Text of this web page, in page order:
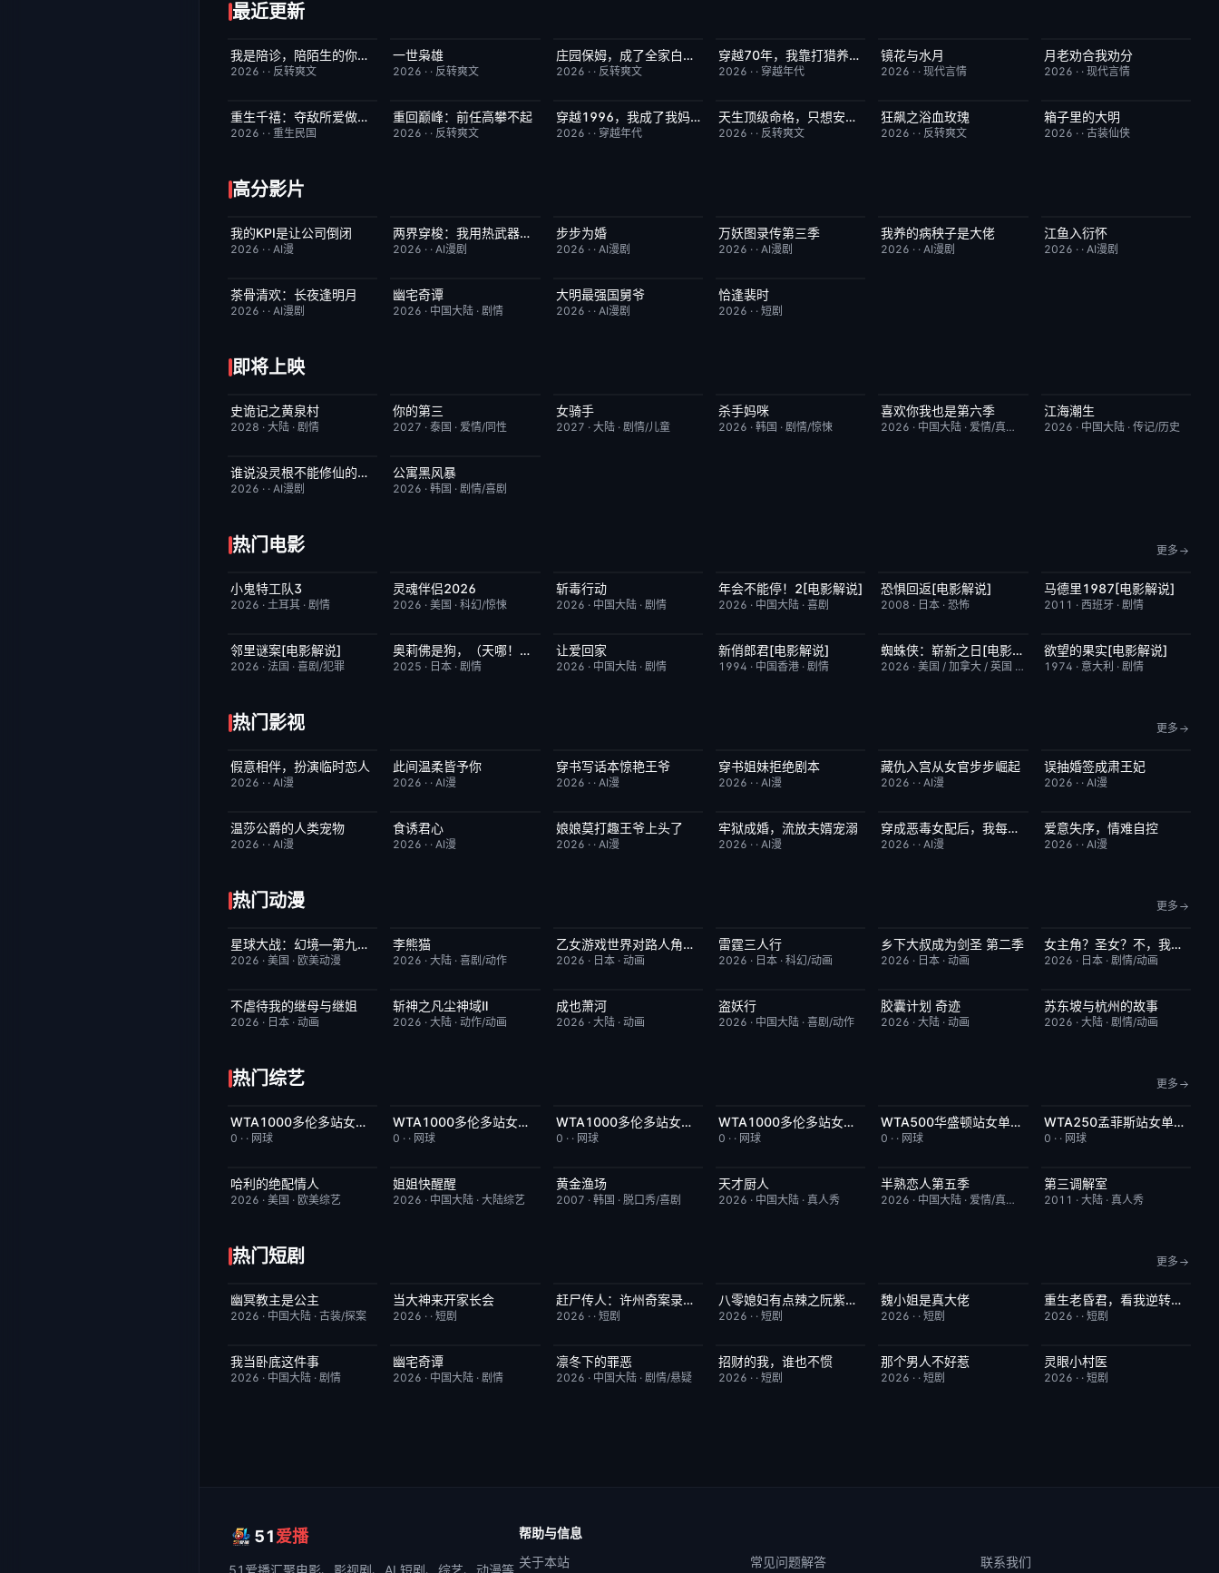
最近更新
完结 4.0我是陪诊，陪陌生的你等一个结果
2026 · · 反转爽文
完结
一世枭雄
2026 · · 反转爽文
完结 5.0庄园保姆，成了全家白月光
2026 · · 反转爽文
完结 1.0穿越70年，我靠打猎养全家
2026 · · 穿越年代
完结
镜花与水月
2026 · ·现代言情
完结
月老劝合我劝分
2026 · · 现代言情
完结 8.0重生千禧：夺敌所爱做首富
2026 · · 重生民国
完结 3.0
重回巅峰：前任高攀不起
2026 · · 反转爽文
完结 2.0穿越1996，我成了我妈男闺蜜
2026 · · 穿越年代
完结 2.0天生顶级命格，只想安稳度日
2026 · · 反转爽文
完结
狂飙之浴血玫瑰
2026 · · 反转爽文
完结
箱子里的大明
2026 · · 古装仙侠
高分影片
完结 10.0
我的KPI是让公司倒闭
2026 · · AI漫
完结 10.0两界穿梭：我用热武器物理横推修真界
2026 · ·AI漫剧
完结
步步为婚
2026 · · AI漫剧
完结
万妖图录传第三季
2026 · · AI漫剧
完结 10.0
我养的病秧子是大佬
2026 · ·AI漫剧
完结
江鱼入衍怀
2026 · · AI漫剧
完结 10.0
茶骨清欢：长夜逢明月
2026 · · AI漫剧
更新至第13集
幽宅奇谭
2026 · 中国大陆 ·剧情
完结
大明最强国舅爷
2026 · · AI漫剧
完结
恰逢裴时
2026 · · 短剧
即将上映
6月23日更新
史诡记之黄泉村
2028 · 大陆 · 剧情
更新至第02集
你的第三
2027 ·泰国 · 爱情/同性
7月15日更新
女骑手
2027 · 大陆· 剧情/儿童
更新至第02集
杀手妈咪
2026 · 韩国 · 剧情/惊悚
昨日更新
喜欢你我也是第六季
2026 · 中国大陆 · 爱情/真人秀
更新至第22集
江海潮生
2026 · 中国大陆· 传记/历史
完结 5.0谁说没灵根不能修仙的？之无灵证道第五季
2026 · · AI漫剧
更新至第08集
公寓黑风暴
2026 ·韩国 ·剧情/喜剧
热门电影 更多
昨日更新
小鬼特工队3
2026 · 土耳其 · 剧情
昨日更新
灵魂伴侣2026
2026 ·美国 ·科幻/惊悚
昨日更新
斩毒行动
2026 · 中国大陆· 剧情
已完结 6.8
年会不能停！2[电影解说]
2026 · 中国大陆· 喜剧
已完结
恐惧回返[电影解说]
2008 · 日本 ·恐怖
已完结 6.2
马德里1987[电影解说]
2011 · 西班牙· 剧情
已完结
邻里谜案[电影解说]
2026 · 法国 · 喜剧/犯罪
昨日更新 10.0奥莉佛是狗，（天哪！！）这家伙电影版
2025 · 日本 ·剧情
昨日更新
让爱回家
2026 · 中国大陆· 剧情
已完结
新俏郎君[电影解说]
1994 · 中国香港· 剧情
已完结 7.8蜘蛛侠：崭新之日[电影解说]
2026 ·美国 / 加拿大 / 英国 / 德国 · 动作/科幻
已完结 6.4
欲望的果实[电影解说]
1974 · 意大利 · 剧情
热门影视 更多
完结 8.0
假意相伴，扮演临时恋人
2026 · · AI漫
完结
此间温柔皆予你
2026 · ·AI漫
完结
穿书写话本惊艳王爷
2026 · · AI漫
完结
穿书姐妹拒绝剧本
2026 · · AI漫
完结 7.0
藏仇入宫从女官步步崛起
2026 · ·AI漫
完结
误抽婚签成肃王妃
2026 · · AI漫
完结
温莎公爵的人类宠物
2026 · · AI漫
完结
食诱君心
2026 · ·AI漫
完结 3.0
娘娘莫打趣王爷上头了
2026 · · AI漫
完结 10.0
牢狱成婚，流放夫婿宠溺
2026 · · AI漫
完结 7.0穿成恶毒女配后，我每晚被迫修罗场
2026 · ·AI漫
完结
爱意失序，情难自控
2026 · · AI漫
热门动漫 更多
已完结 9.0星球大战：幻境—第九个绝地武士
2026 · 美国 · 欧美动漫
更新至第4集
李熊猫
2026 ·大陆 ·喜剧/动作
更新至第05集 1.0乙女游戏世界对路人角色很不友好第二季
2026 · 日本· 动画
更新至第05集
雷霆三人行
2026 · 日本· 科幻/动画
更新至第05集 4.0
乡下大叔成为剑圣 第二季
2026 · 日本 ·动画
更新至第7集 10.0女主角？圣女？不，我是杂役女仆（自豪）
2026 · 日本· 剧情/动画
更新至第05集 4.0
不虐待我的继母与继姐
2026 · 日本 · 动画
更新至第09集
斩神之凡尘神域Ⅱ
2026 ·大陆 ·动作/动画
更新至第03集
成也萧河
2026 · 大陆· 动画
更新至第50集
盗妖行
2026 · 中国大陆· 喜剧/动作
更新至第6集
胶囊计划 奇迹
2026 ·大陆 ·动画
更新至第16集
苏东坡与杭州的故事
2026 · 大陆· 剧情/动画
热门综艺 更多
今日更新 5.0
WTA1000多伦多站女单第一轮：王欣瑜VS卡萨金娜
0 · · 网球
今日更新 8.0
WTA1000多伦多站女单第一轮：马里诺VS森梅兹
0 · · 网球
今日更新 2.0
WTA1000多伦多站女单第一轮：博尔特VS克罗斯
0 · · 网球
今日更新 3.0
WTA1000多伦多站女单第一轮：巴图科娃VS安德莱斯库
0 · · 网球
今日更新 10.0WTA500华盛顿站女单决赛：佩古拉VS伊埃拉
0 · · 网球
今日更新 7.0WTA250孟菲斯站女单决赛：柳托娃VS维德曼诺娃
0 · · 网球
更新至第7集
哈利的绝配情人
2026 · 美国 · 欧美综艺
昨日更新
姐姐快醒醒
2026 · 中国大陆 ·大陆综艺
今日更新
黄金渔场
2007 · 韩国 · 脱口秀/喜剧
昨日更新
天才厨人
2026 · 中国大陆· 真人秀
本周更新
半熟恋人第五季
2026 · 中国大陆 · 爱情/真人秀
昨日更新
第三调解室
2011 · 大陆· 真人秀
热门短剧 更多
已完结
幽冥教主是公主
2026 · 中国大陆 · 古装/探案
完结
当大神来开家长会
2026 · ·短剧
完结 9.0赶尸传人：许州奇案录秘术追凶
2026 · · 短剧
完结 5.0八零媳妇有点辣之阮紫依的书中梦
2026 · · 短剧
完结
魏小姐是真大佬
2026 · ·短剧
完结 5.0重生老昏君，看我逆转乾坤
2026 · · 短剧
更新至第18集
我当卧底这件事
2026 · 中国大陆 · 剧情
更新至第13集
幽宅奇谭
2026 · 中国大陆 ·剧情
更新至第12集
凛冬下的罪恶
2026 · 中国大陆· 剧情/悬疑
完结
招财的我，谁也不惯
2026 · · 短剧
完结
那个男人不好惹
2026 · ·短剧
完结
灵眼小村医
2026 · · 短剧
51爱播
51爱播汇聚电影、影视剧、AI 短剧、综艺、动漫等
帮助与信息
关于本站
常见问题解答 联系我们